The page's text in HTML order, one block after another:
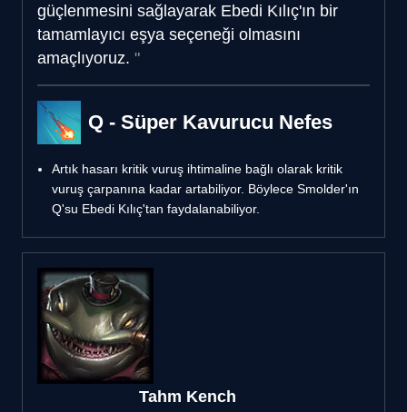
güçlenmesini sağlayarak Ebedi Kılıç'ın bir
tamamlayıcı eşya seçeneği olmasını
amaçlıyoruz.
Q - Süper Kavurucu Nefes
Artık hasarı kritik vuruş ihtimaline bağlı olarak kritik
vuruş çarpanına kadar artabiliyor. Böylece Smolder'ın
Q'su Ebedi Kılıç'tan faydalanabiliyor.
Tahm Kench